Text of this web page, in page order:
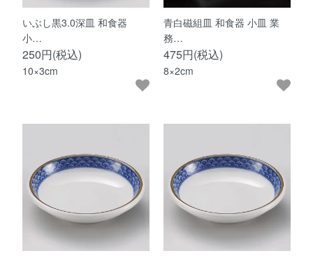
いぶし黒3.0深皿 和食器
小…
250円(税込)
10×3cm
青白磁組皿 和食器 小皿 業
務…
475円(税込)
8×2cm